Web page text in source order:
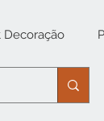
Decoração